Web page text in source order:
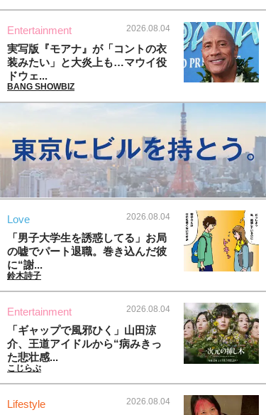
Entertainment 2026.08.04
実写版『モアナ』が「コントの衣
装みたい」と大炎上も…マウイ役
ドウェ...
BANG SHOWBIZ
Love 2026.08.04
「男子大学生を誘惑してる」お局
の嘘でパート退職。巻き込んだ彼
に“謝...
鈴木詩子
Entertainment 2026.08.04
「ギャップで風邪ひく」山田涼
介、王道アイドルから“病みきっ
た悲壮感...
こじらぶ
Lifestyle 2026.08.04